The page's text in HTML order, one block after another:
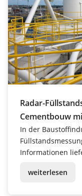
Radar-
Cementbouw
PLICSMOBILE
In der
Informationen
weiterlesen